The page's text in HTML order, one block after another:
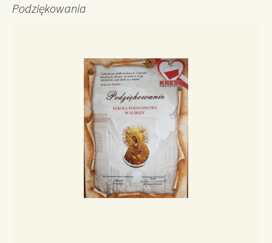
Podziękowania